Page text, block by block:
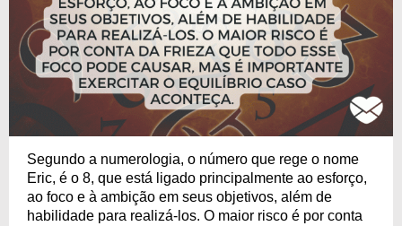
Segundo a numerologia, o número que rege o nome
Eric, é o 8, que está ligado principalmente ao esforço,
ao foco e à ambição em seus objetivos, além de
habilidade para realizá-los. O maior risco é por conta